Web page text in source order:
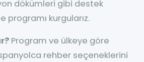
dökümleri gibi destek
programı kurgularız.
Program ve ülkeye göre
rehber seçeneklerini